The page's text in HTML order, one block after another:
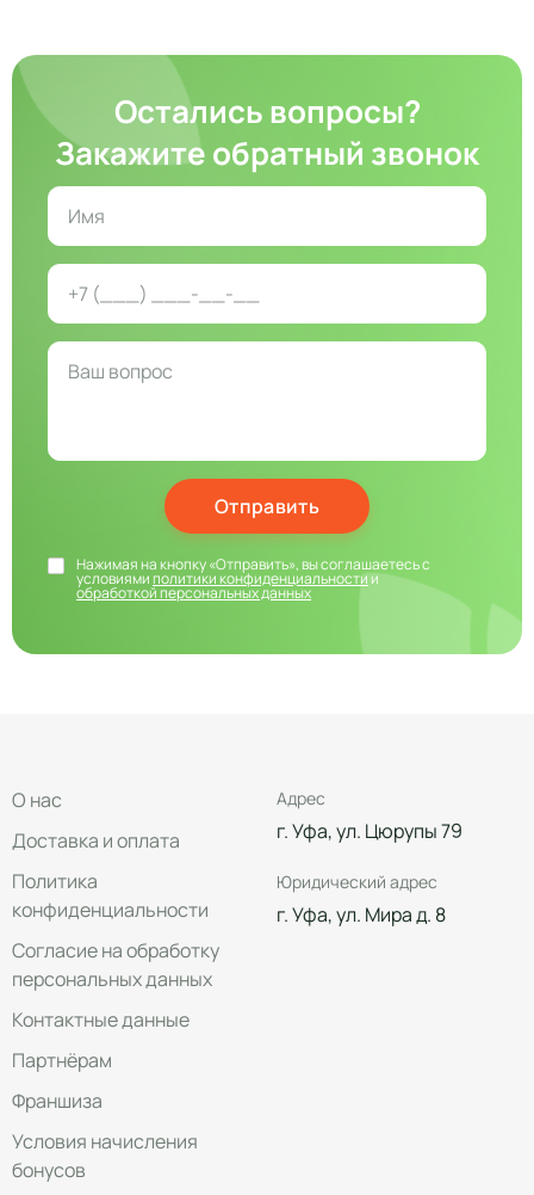
Остались вопросы?
Закажите обратный звонок
Отправить
Нажимая на кнопку «Отправить», вы соглашаетесь с
условиямиполитики конфиденциальностии
обработкой персональных данных
О нас
Доставка и оплата
Политика
конфиденциальности
Согласие на обработку
персональных данных
Контактные данные
Партнёрам
Франшиза
Условия начисления
бонусов
Адрес
г. Уфа, ул. Цюрупы 79
Юридический адрес
г. Уфа, ул. Мира д. 8